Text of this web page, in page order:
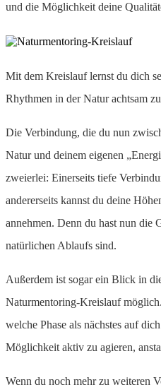
und die Möglichkeit deine
Mit dem Kreislauf lernst du dich
Rhythmen in der Natur achtsam
Die Verbindung, die du nun
Natur und deinem eigenen
zweierlei: Einerseits tiefe
andererseits kannst du deine
annehmen. Denn du hast nun die
natürlichen Ablaufs sind.
Außerdem ist sogar ein Blick in
Naturmentoring-Kreislauf
welche Phase als nächstes auf
Möglichkeit aktiv zu agieren,
Wenn du noch mehr zu weiteren